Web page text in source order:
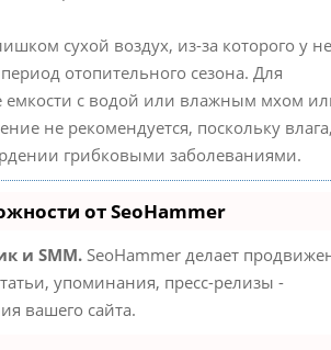
сухой воздух, из-за которого у
отопительного сезона. Для
емкости с водой или влажным мхом
не рекомендуется, поскольку влага,
грибковыми заболеваниями.
от SeoHammer
и SMM. SeoHammer делает
упоминания, пресс-релизы -
вашего сайта.